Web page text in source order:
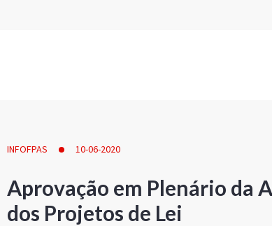
INFOFPAS 10-06-2020
Aprovação em Plenário da
dos Projetos de Lei